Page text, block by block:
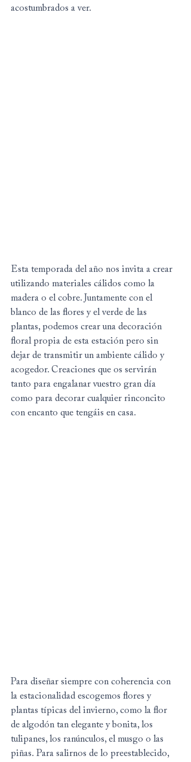
acostumbrados a ver.
Esta temporada del año nos invita a crear
utilizando materiales cálidos como la
madera o el cobre. Juntamente con el
blanco de las flores y el verde de las
plantas, podemos crear una decoración
floral propia de esta estación pero sin
dejar de transmitir un ambiente cálido y
acogedor. Creaciones que os servirán
tanto para engalanar vuestro gran día
como para decorar cualquier rinconcito
con encanto que tengáis en casa.
Para diseñar siempre con coherencia con
la estacionalidad escogemos flores y
plantas típicas del invierno, como la flor
de algodón tan elegante y bonita, los
tulipanes, los ranúnculos, el musgo o las
piñas. Para salirnos de lo preestablecido,